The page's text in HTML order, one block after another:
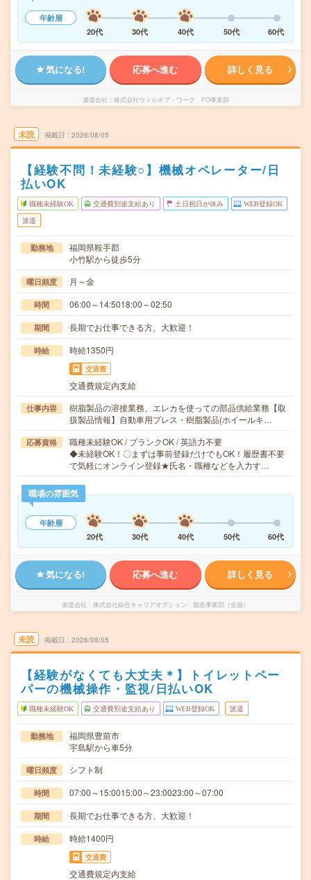
年齢層
20代
30代 40代 50代 60代
気になる! 応募へ進む 詳しく見る
派遣会社 株式会社ウィルオブ・ワーク FO事業部
未読 掲載日 2026/08/05
【経験不問！未経験○】機械オペレーター/日
払いOK
職種未経験OK 交通費別途支給あり 土日祝日が休み WEB登録OK
派遣
勤務地
福岡県鞍手郡
小竹駅から徒歩5分
曜日頻度 月～金
時間 06:00～14:5018:00～02:50
期間 長期でお仕事できる方、大歓迎！
時給 時給1350円
交通費
交通費規定内支給
仕事内容
樹脂製品の溶接業務、エレカを使っての部品供給業務【取
扱製品情報】自動車用プレス・樹脂製品(ホイールキ…
応募資格
職種未経験OK / ブランクOK / 英語力不要
◆未経験OK！〇まずは事前登録だけでもOK！履歴書不要
で気軽にオンライン登録★氏名・職種などを入力す…
職場の雰囲気
年齢層
20代
30代 40代 50代 60代
気になる! 応募へ進む 詳しく見る
派遣会社 株式会社綜合キャリアオプション 製造事業部（全国）
未読 掲載日 2026/08/05
【経験がなくても大丈夫＊】トイレットペー
パーの機械操作・監視/日払いOK
職種未経験OK 交通費別途支給あり WEB登録OK 派遣
勤務地
福岡県豊前市
宇島駅から車5分
曜日頻度 シフト制
時間 07:00～15:0015:00～23:0023:00～07:00
期間 長期でお仕事できる方、大歓迎！
時給 時給1400円
交通費
交通費規定内支給